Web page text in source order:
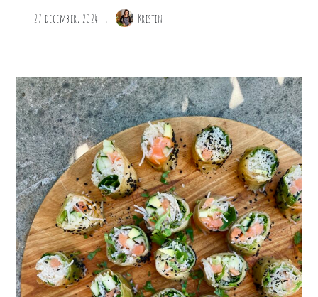
27 december, 2024 Kristin